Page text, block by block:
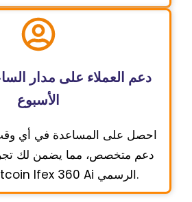
دعم العملاء على مدار
الأسبوع
احصل على المساعدة في أي
دعم متخصص، مما يضمن لك
على موقع Bitcoin Ifex 360 Ai الرسمي.